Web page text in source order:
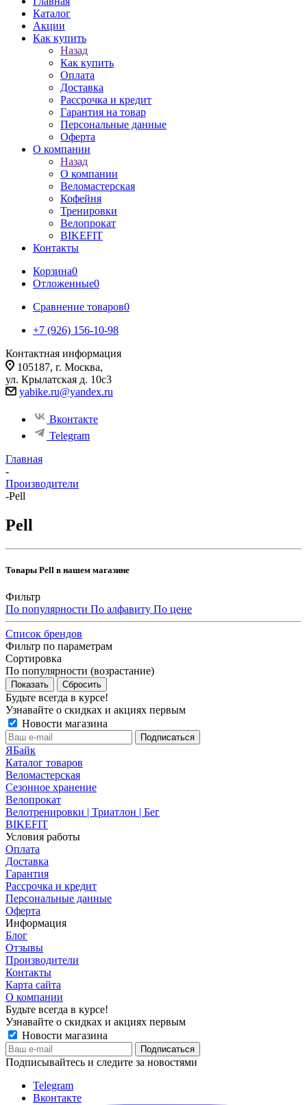
Каталог
Акции
Как купить
Назад
Как купить
Оплата
Доставка
Рассрочка и кредит
Гарантия на товар
Персональные данные
Оферта
О компании
Назад
О компании
Веломастерская
Кофейня
Тренировки
Велопрокат
BIKEFIT
Контакты
Корзина0
Отложенные0
Сравнение товаров0
+7 (926) 156-10-98
Контактная информация
105187, г. Москва,
ул. Крылатская д. 10с3
yabike.ru@yandex.ru
Вконтакте
Telegram
Главная
-
Производители
-Pell
Pell
Товары Pell в нашем магазине
Фильтр
По популярности По алфавиту По цене
Список брендов
Фильтр по параметрам
Сортировка
По популярности (возрастание)
Сбросить
Будьте всегда в курсе!
Узнавайте о скидках и акциях первым
Новости магазина
ЯБайк
Каталог товаров
Веломастерская
Сезонное хранение
Велопрокат
Велотренировки | Триатлон | Бег
BIKEFIT
Условия работы
Оплата
Доставка
Гарантия
Рассрочка и кредит
Персональные данные
Оферта
Информация
Блог
Отзывы
Производители
Контакты
Карта сайта
О компании
Будьте всегда в курсе!
Узнавайте о скидках и акциях первым
Новости магазина
Подписывайтесь и следите за новостями
Telegram
Вконтакте